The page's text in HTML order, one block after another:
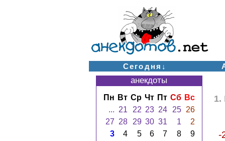
Сегодня↓
1.
-
анекдоты
Пн Вт Ср Чт Пт Сб Вс
... 21 22 23 24 25
26
27 28 29 30 31 1
2
3
4 5 6 7 8
9